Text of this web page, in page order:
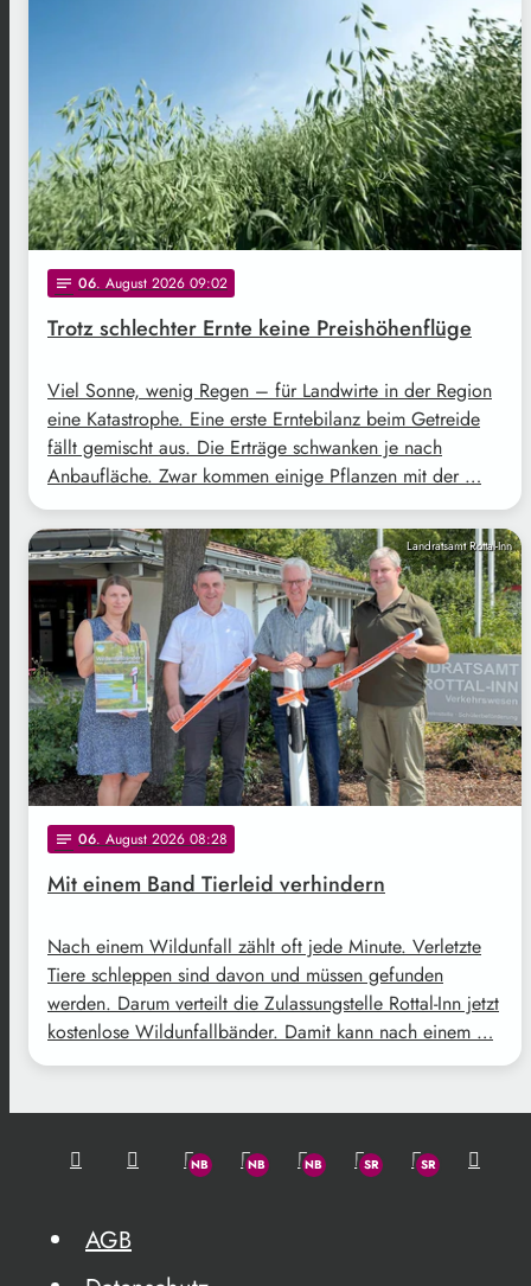
notes 06. August 2026 09:02
Trotz schlechter Ernte keine Preishöhenflüge
Viel Sonne, wenig Regen – für Landwirte in der Region
eine Katastrophe. Eine erste Erntebilanz beim Getreide
fällt gemischt aus. Die Erträge schwanken je nach
Anbaufläche. Zwar kommen einige Pflanzen mit der …
Landratsamt Rottal-Inn
notes 06. August 2026 08:28
Mit einem Band Tierleid verhindern
Nach einem Wildunfall zählt oft jede Minute. Verletzte
Tiere schleppen sind davon und müssen gefunden
werden. Darum verteilt die Zulassungstelle Rottal-Inn jetzt
kostenlose Wildunfallbänder. Damit kann nach einem …
AGB